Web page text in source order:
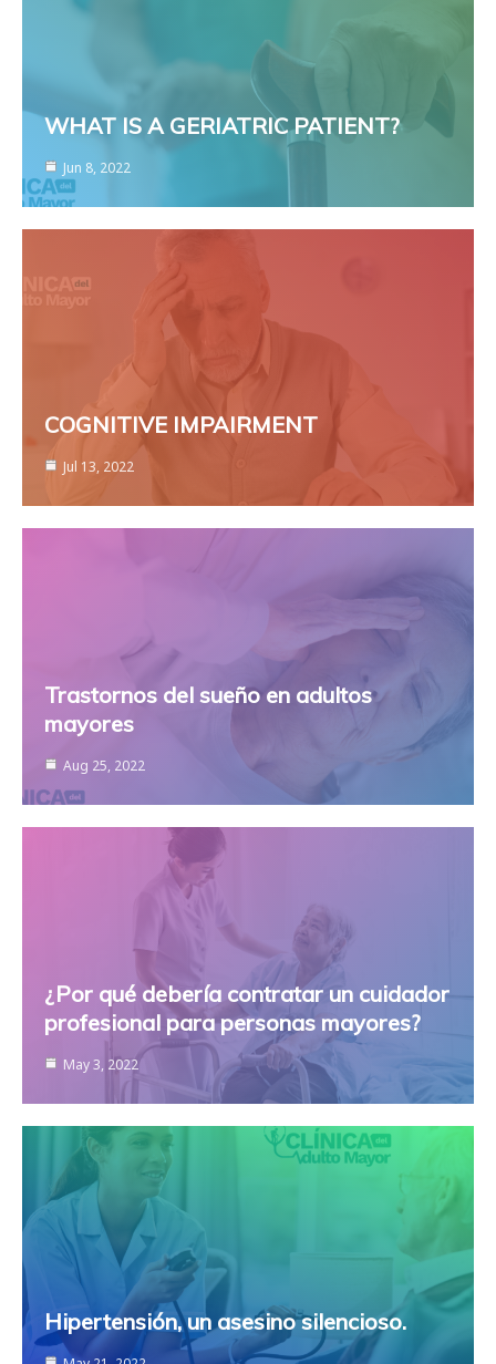
WHAT IS A GERIATRIC PATIENT?
Jun 8, 2022
COGNITIVE IMPAIRMENT
Jul 13, 2022
Trastornos del sueño en adultos
mayores
Aug 25, 2022
¿Por qué debería contratar un cuidador
profesional para personas mayores?
May 3, 2022
Hipertensión, un asesino silencioso.